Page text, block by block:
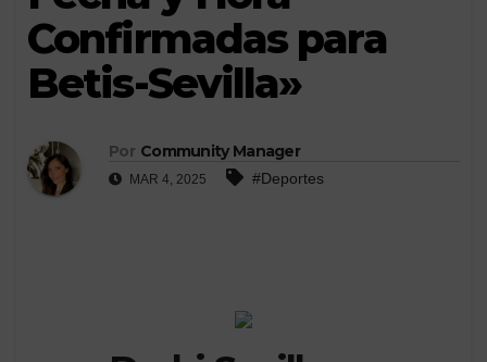
Confirmadas para
Betis-Sevilla»
Por Community Manager
MAR 4, 2025 #Deportes